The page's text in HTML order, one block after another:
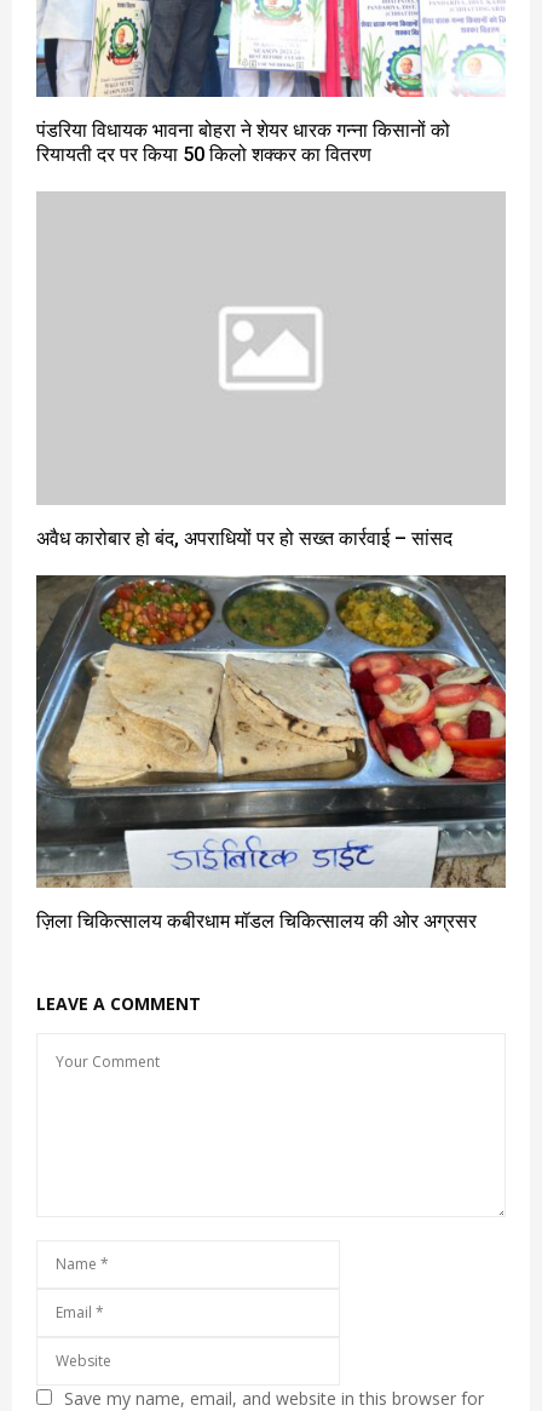
पंडरिया विधायक भावना बोहरा ने शेयर धारक गन्ना किसानों को
रियायती दर पर किया 50 किलो शक्कर का वितरण
अवैध कारोबार हो बंद, अपराधियों पर हो सख्त कार्रवाई – सांसद
ज़िला चिकित्सालय कबीरधाम मॉडल चिकित्सालय की ओर अग्रसर
LEAVE A COMMENT
Save my name, email, and website in this browser for